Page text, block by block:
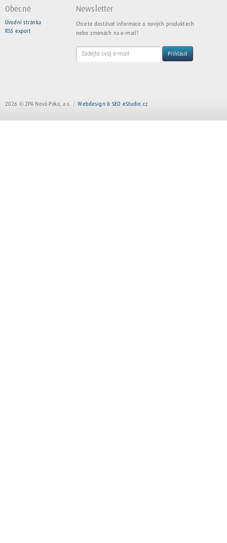
Obecné
Úvodní stránka
RSS export
Newsletter
Chcete dostávat informace o nových produktech
nebo změnách na e-mail?
Přihlásit
2026 © ZPA Nová Paka, a.s. Webdesign & SEO eStudio.cz